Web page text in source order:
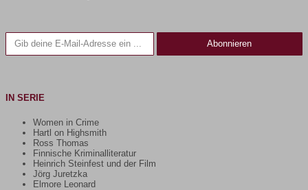
Gib deine E-Mail-Adresse ein ...
Abonnieren
IN SERIE
Women in Crime
Hartl on Highsmith
Ross Thomas
Finnische Kriminalliteratur
Heinrich Steinfest und der Film
Jörg Juretzka
Elmore Leonard